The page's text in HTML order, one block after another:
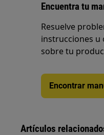
Encuentra tu
Resuelve
instrucciones
sobre tu
Encontrar
Artículos